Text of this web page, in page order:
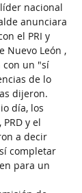
nacional
anunciara
el PRI y
Nuevo León ,
con un "sí
de lo
dijeron.
día, los
y el
a decir
completar
para un